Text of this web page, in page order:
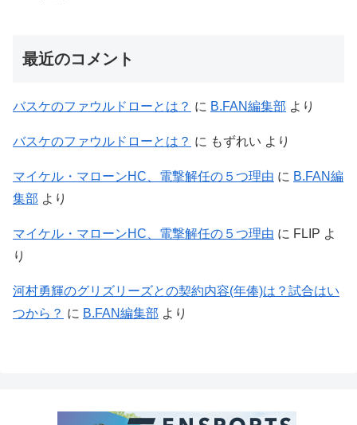
最近のコメント
バスケのファウルドローとは？ に B.FAN編集部 より
バスケのファウルドローとは？ に もずれい より
マイケル・マローンHC、電撃解任の５つ理由 に B.FAN編
集部 より
マイケル・マローンHC、電撃解任の５つ理由 に FLIP よ
り
河村勇輝のグリズリーズとの契約内容(年俸)は？試合はい
つから？ に B.FAN編集部 より